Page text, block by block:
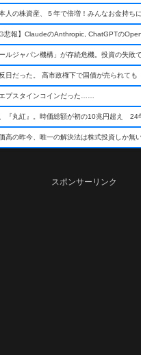
人の株資産、５年で倍増！みんなお金持ちに
日だった。 高市政権下で国債が売られても
プスタインコインだった……
スポンサーリンク